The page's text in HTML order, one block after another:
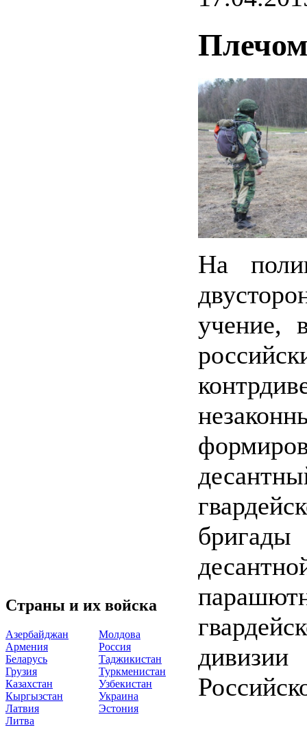
Страны и их войска
Азербайджан
Армения
Беларусь
Грузия
Казахстан
Кыргызстан
Латвия
Литва
Молдова
Россия
Таджикистан
Туркменистан
Узбекистан
Украина
Эстония
На
учение,